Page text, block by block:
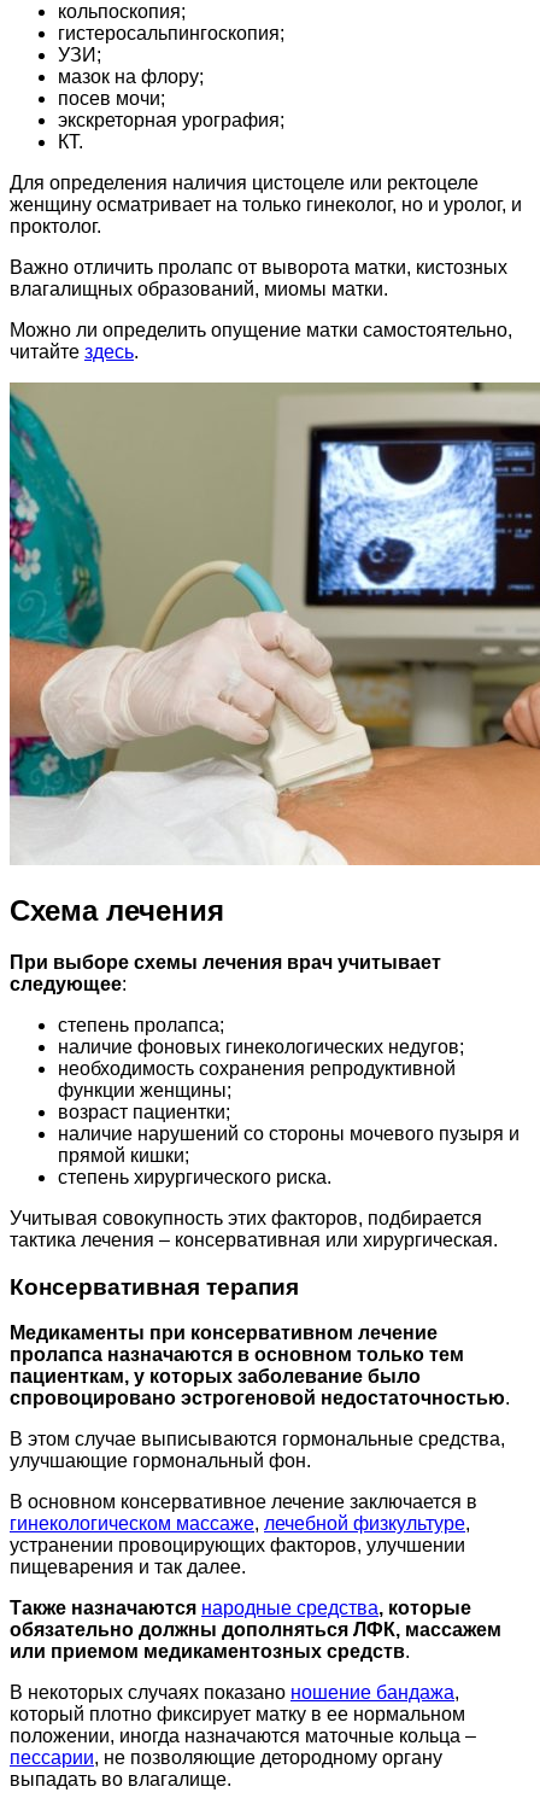
кольпоскопия;
гистеросальпингоскопия;
УЗИ;
мазок на флору;
посев мочи;
экскреторная урография;
КТ.
Для определения наличия цистоцеле или ректоцеле
женщину осматривает на только гинеколог, но и уролог, и
проктолог.
Важно отличить пролапс от выворота матки, кистозных
влагалищных образований, миомы матки.
Можно ли определить опущение матки самостоятельно,
читайте здесь.
Схема лечения
При выборе схемы лечения врач учитывает
следующее:
степень пролапса;
наличие фоновых гинекологических недугов;
необходимость сохранения репродуктивной
функции женщины;
возраст пациентки;
наличие нарушений со стороны мочевого пузыря и
прямой кишки;
степень хирургического риска.
Учитывая совокупность этих факторов, подбирается
тактика лечения – консервативная или хирургическая.
Консервативная терапия
Медикаменты при консервативном лечение
пролапса назначаются в основном только тем
пациенткам, у которых заболевание было
спровоцировано эстрогеновой недостаточностью.
В этом случае выписываются гормональные средства,
улучшающие гормональный фон.
В основном консервативное лечение заключается в
гинекологическом массаже, лечебной физкультуре,
устранении провоцирующих факторов, улучшении
пищеварения и так далее.
Также назначаются народные средства, которые
обязательно должны дополняться ЛФК, массажем
или приемом медикаментозных средств.
В некоторых случаях показано ношение бандажа,
который плотно фиксирует матку в ее нормальном
положении, иногда назначаются маточные кольца –
пессарии, не позволяющие детородному органу
выпадать во влагалище.